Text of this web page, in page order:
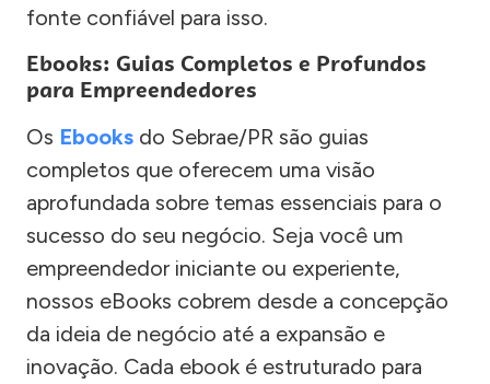
fonte confiável para isso.
Ebooks: Guias Completos e Profundos
para Empreendedores
Os Ebooks do Sebrae/PR são guias
completos que oferecem uma visão
aprofundada sobre temas essenciais para o
sucesso do seu negócio. Seja você um
empreendedor iniciante ou experiente,
nossos eBooks cobrem desde a concepção
da ideia de negócio até a expansão e
inovação. Cada ebook é estruturado para